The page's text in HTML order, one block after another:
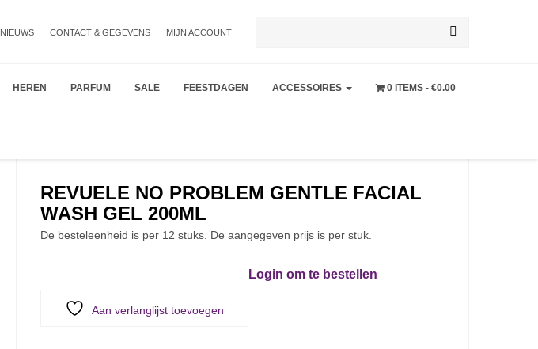
NIEUWS CONTACT & GEGEVENS MIJN ACCOUNT
naar:
HEREN PARFUM SALE FEESTDAGEN ACCESSOIRES 0 ITEMS €0.00
REVUELE NO PROBLEM GENTLE FACIAL
WASH GEL 200ML
De besteleenheid is per 12 stuks. De aangegeven prijs is per stuk.
Aan verlanglijst toevoegen
Login om te bestellen